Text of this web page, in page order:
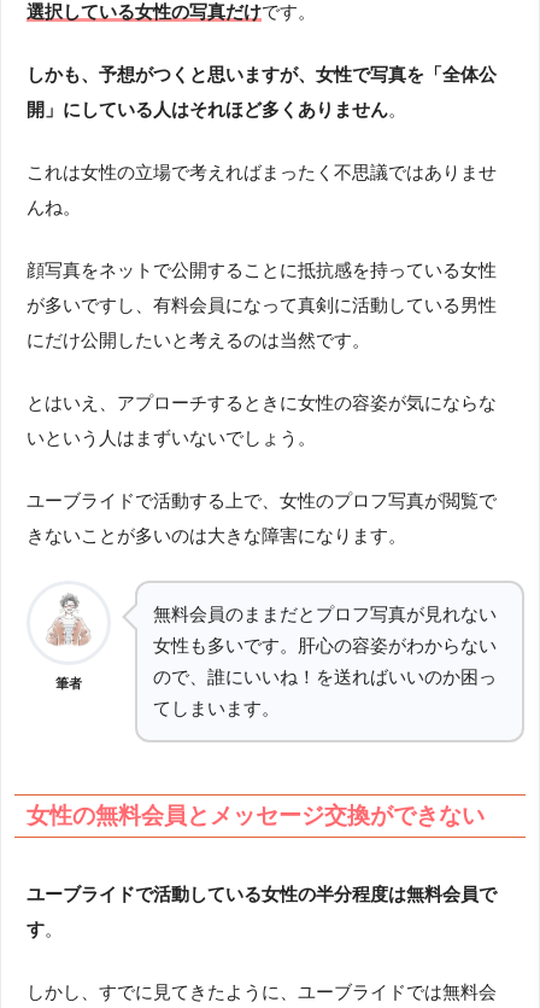
選択している女性の写真だけです。
しかも、予想がつくと思いますが、女性で写真を「全体公
開」にしている人はそれほど多くありません。
これは女性の立場で考えればまったく不思議ではありませ
んね。
顔写真をネットで公開することに抵抗感を持っている女性
が多いですし、有料会員になって真剣に活動している男性
にだけ公開したいと考えるのは当然です。
とはいえ、アプローチするときに女性の容姿が気にならな
いという人はまずいないでしょう。
ユーブライドで活動する上で、女性のプロフ写真が閲覧で
きないことが多いのは大きな障害になります。
筆者
無料会員のままだとプロフ写真が見れない
女性も多いです。肝心の容姿がわからない
ので、誰にいいね！を送ればいいのか困っ
てしまいます。
女性の無料会員とメッセージ交換ができない
ユーブライドで活動している女性の半分程度は無料会員で
す。
しかし、すでに見てきたように、ユーブライドでは無料会